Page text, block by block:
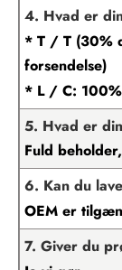
4. Hvad er
* T / T (30%
forsendelse)
* L / C:
5. Hvad er
Fuld
6. Kan du
OEM er
7. Giver du